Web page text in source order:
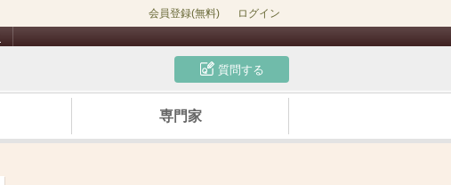
会員登録(無料) ログイン
質問する
専門家